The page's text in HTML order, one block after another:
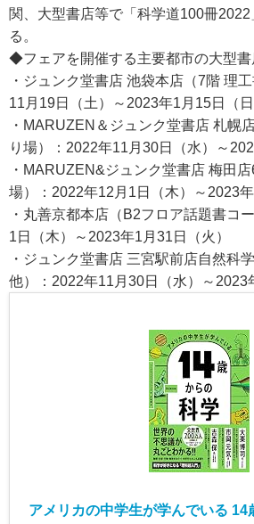
関、大型書店等で「科学道100冊
る。
◆フェアを開催する主要都市の大型書
・ジュンク堂書店 池袋本店（7階 理
11月19日（土）～2023年1月15日（日
・MARUZEN＆ジュンク堂書店 札幌
り場）：2022年11月30日（水）～
・MARUZEN&ジュンク堂書店 梅田
場）：2022年12月1日（木）～2023年
・丸善京都本店（B2フロア話題書コ
1日（木）～2023年1月31日（火）
・ジュンク堂書店 三宮駅前店自然科
他）：2022年11月30日（水）～2023
アメリカの中学生が学んでいる 14